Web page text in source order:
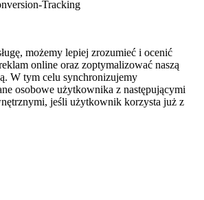
Tracking
możemy lepiej zrozumieć i ocenić
online oraz zoptymalizować naszą
W tym celu synchronizujemy
osobowe użytkownika z następującymi
jeśli użytkownik korzysta już z